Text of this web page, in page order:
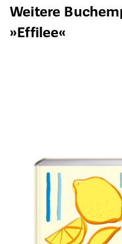
Produktgalerie
Weitere
»Effilee«